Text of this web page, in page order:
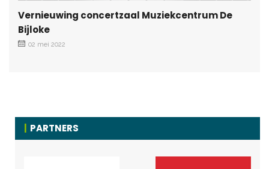
Vernieuwing concertzaal Muziekcentrum De
Bijloke
02 mei 2022
PARTNERS